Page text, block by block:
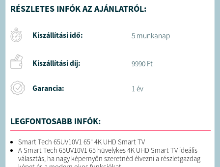
RÉSZLETES INFÓK AZ AJÁNLATRÓL:
Kiszállítási idő: 5 munkanap
Kiszállítási díj: 9990 Ft
Garancia: 1 év
LEGFONTOSABB INFÓK:
Smart Tech 65UV10V1 65" 4K UHD Smart TV
A Smart Tech 65UV10V1 65 hüvelykes 4K UHD Smart TV ideális
választás, ha nagy képernyőn szeretnéd élvezni a részletgazdag